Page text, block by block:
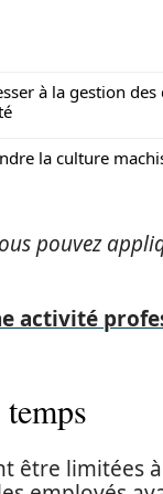
à la gestion
la culture
pouvez
activité
être limitées